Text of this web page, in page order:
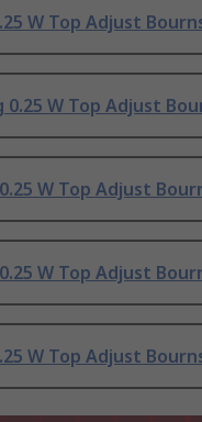
W Top Adjust
0.25 W Top Adjust
W Top Adjust
W Top Adjust
W Top Adjust